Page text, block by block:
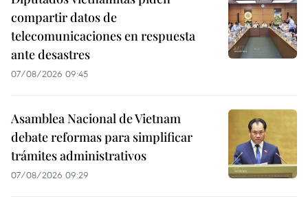
compartir datos de
telecomunicaciones en respuesta
ante desastres
07/08/2026 09:45
Asamblea Nacional de Vietnam
debate reformas para simplificar
trámites administrativos
07/08/2026 09:29